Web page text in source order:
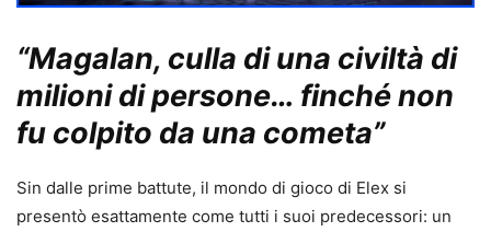
“Magalan, culla di una civiltà di
milioni di persone… finché non
fu colpito da una cometa”
Sin dalle prime battute, il mondo di gioco di Elex si
presentò esattamente come tutti i suoi predecessori: un